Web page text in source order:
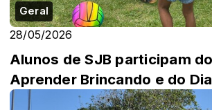
Geral
28/05/2026
Alunos de SJB participam
Aprender Brincando e do